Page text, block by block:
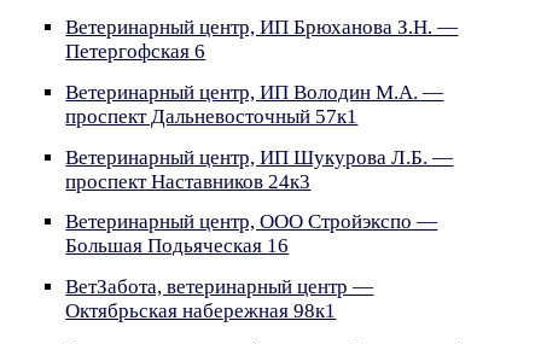
Ветеринарный центр, ИП Брюханова З.Н. —
Петергофская 6
Ветеринарный центр, ИП Володин М.А. —
проспект Дальневосточный 57к1
Ветеринарный центр, ИП Шукурова Л.Б. —
проспект Наставников 24к3
Ветеринарный центр, ООО Стройэкспо —
Большая Подьяческая 16
ВетЗабота, ветеринарный центр —
Октябрьская набережная 98к1